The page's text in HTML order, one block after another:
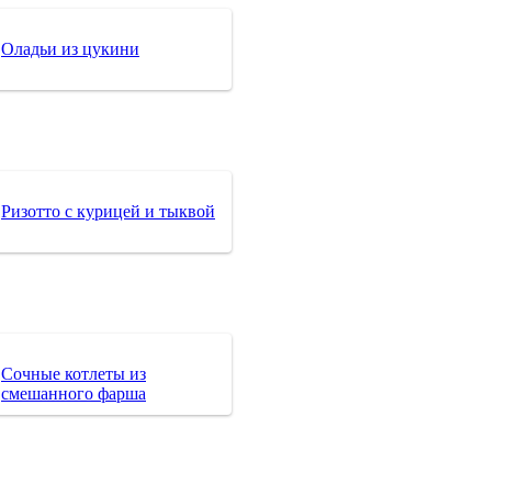
Оладьи из цукини
Ризотто с курицей и тыквой
Сочные котлеты из
смешанного фарша